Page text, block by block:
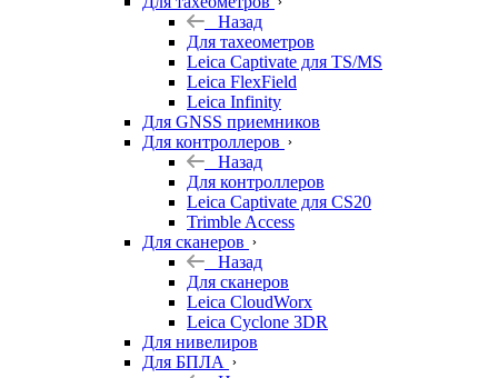
Назад
Для тахеометров
Leica Captivate для TS/MS
Leica FlexField
Leica Infinity
Для GNSS приемников
Для контроллеров
Назад
Для контроллеров
Leica Captivate для CS20
Trimble Access
Для сканеров
Назад
Для сканеров
Leica CloudWorx
Leica Cyclone 3DR
Для нивелиров
Для БПЛА